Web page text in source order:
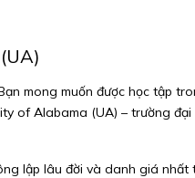
mong muốn được học tập
of Alabama (UA) – trường
lập lâu đời và danh giá nhất